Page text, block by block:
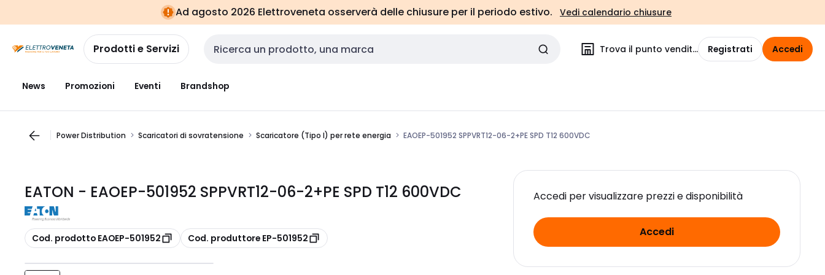
navigazionealla
pagina
Ad agosto 2026 Elettroveneta osserverà delle chiusure per il periodo estivo. Vedi calendario chiusure
Prodotti e Servizi Cerca input Trova il punto vendita Registrati Accedi
News Promozioni Eventi Brandshop
Power Distribution Scaricatori di sovratensione Scaricatore (Tipo I) per rete energia EAOEP-501952 SPPVRT12-06-2+PE SPD T12 600VDC
EATON - EAOEP-501952 SPPVRT12-06-2+PE SPD T12 600VDC
copia
Cod. prodotto EAOEP-501952 copia
Cod. produttore EP-501952
Accedi per visualizzare prezzi e disponibilità
Accedi